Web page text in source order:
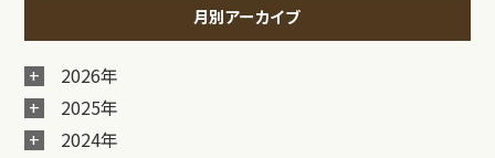
月別アーカイブ
2026年
2025年
2024年